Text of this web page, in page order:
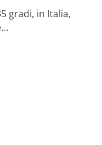
gradi, in Italia,